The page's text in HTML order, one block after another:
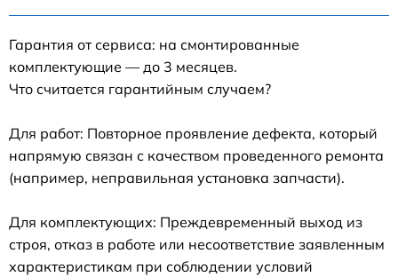
Гарантия от сервиса: на смонтированные
комплектующие — до 3 месяцев.
Что считается гарантийным случаем?
Для работ: Повторное проявление дефекта, который
напрямую связан с качеством проведенного ремонта
(например, неправильная установка запчасти).
Для комплектующих: Преждевременный выход из
строя, отказ в работе или несоответствие заявленным
характеристикам при соблюдении условий